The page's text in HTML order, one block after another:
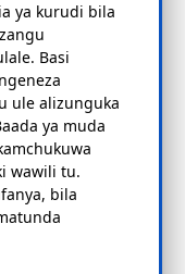
ya kurudi bila
Basi
ule alizunguka
ya muda
wawili tu.
bila